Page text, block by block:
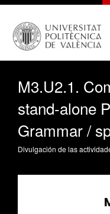
M3.U2.1.
stand-alone
Grammar /